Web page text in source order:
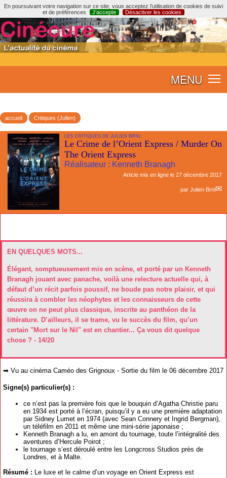
En poursuivant votre navigation sur ce site, vous acceptez l’utilisation de cookies de suivi
et de préférences
J’accepte Désactiver les cookies
MENU
accueil Critiques (Julien)
LES CRITIQUES DE JULIEN BRNL
Le Crime de l’Orient Express / Murder On
The Orient Express
Réalisateur : Kenneth Branagh
Article mis en ligne le 27 décembre 2017
par Julien Brnl
EN QUELQUES MOTS...
Élégant, somptueusement mis en scène, et porté par un Kenneth
Branagh jouant avec panache, voilà une relecture actuelle qui, à
défaut d’un récit parfois poussif, ne boude pas notre plaisir, et qui
réussira à combler les néophytes et les connaisseurs de cette
œuvre on ne peut plus classique, inscrite au panthéon de la
littérature. D’ailleurs, il se trame, vu le succès du film, qu’un
certain "Mort sur le Nil" est en chantier... Ça vous dit quelque
chose ? - 14/20
➡ Vu au cinéma Caméo des Grignoux - Sortie du film le 06 décembre 2017
Signe(s) particulier(s) :
ce n’est pas la première fois que le bouquin d’Agatha Christie paru
en 1934 est porté à l’écran, puisqu’il y a eu une première adaptation
par Sidney Lumet en 1974 (avec Sean Connery et Ingrid Bergman),
un téléfilm en 2011 et même une mini-série japonaise ;
Kenneth Branagh a lu, en amont du tournage, toute l’intégralité des
aventures d’Hercule Poirot ;
le tournage s’est déroulé entre les Longcross Studios près de
Londres, et à Malte.
Résumé : Le luxe et le calme d’un voyage en Orient Express est